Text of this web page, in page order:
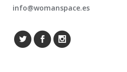
info@womanspace.es